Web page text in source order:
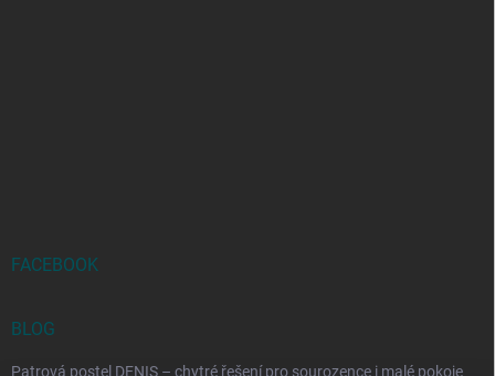
FACEBOOK
BLOG
Patrová postel DENIS – chytré řešení pro sourozence i malé pokoje